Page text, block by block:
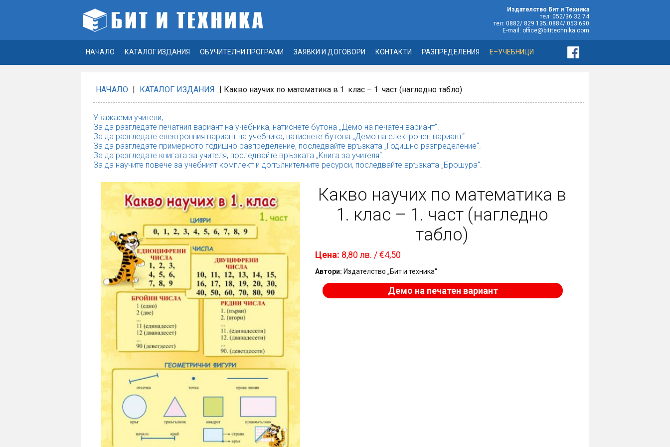
Издателство Бит и Техника
тел: 052/36 32 74
тел: 0882/ 829 135; 0884/ 053 690
E-mail: office@bititechnika.com
НАЧАЛО КАТАЛОГ ИЗДАНИЯ ОБУЧИТЕЛНИ ПРОГРАМИ ЗАЯВКИ И ДОГОВОРИ КОНТАКТИ РАЗПРЕДЕЛЕНИЯ Е–УЧЕБНИЦИ
НАЧАЛО | КАТАЛОГ ИЗДАНИЯ | Какво научих по математика в 1. клас – 1. част (нагледно табло)
Уважаеми учители,
За да разгледате печатния вариант на учебника, натиснете бутона „Демо на печатен вариант“.
За да разгледате електронния вариант на учебника, натиснете бутона „Демо на електронен вариант“.
За да разгледате примерното годишно разпределение, последвайте връзката „Годишно разпределение“.
За да разгледате книгата за учителя, последвайте връзката „Kнига за учителя“.
За да научите повече за учебният комплект и допълнителните ресурси, последвайте връзката „Брошура“.
Какво научих по математика в
1. клас – 1. част (нагледно
табло)
Цена: 8,80 лв. / €4,50
Автори: Издателство „Бит и техника“
Демо на печатен вариант